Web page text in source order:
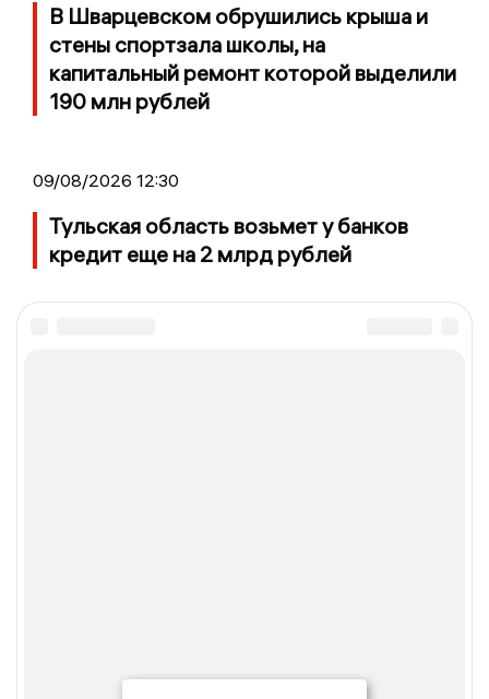
В Шварцевском обрушились крыша и
стены спортзала школы, на
капитальный ремонт которой выделили
190 млн рублей
09/08/2026 12:30
Тульская область возьмет у банков
кредит еще на 2 млрд рублей